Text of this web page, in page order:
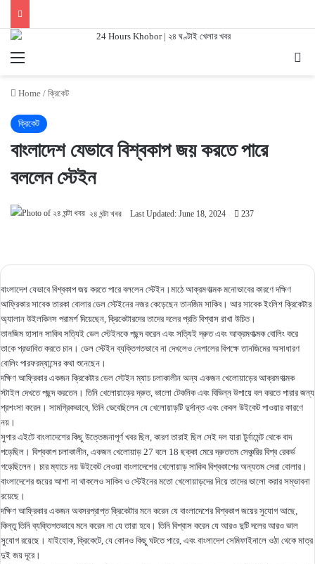
Menu
Home / ক্রিকেট
ক্রিকেট
বাংলাদেশ যেভাবে বিশ্বকাপ জয় করতে পারে
বললেন স্টেইন
২৪ ঘন্টা খবর Last Updated: June 18, 2024 237
বাংলাদেশ যেভাবে বিশ্বকাপ জয় করতে পারে বললেন স্টেইন।মাঠে আক্রমণাত্মক মনোভাবের কারণে দক্ষিণ
আফ্রিকার সাবেক তারকা বোলার ডেল স্টেইনের নজর কেড়েছেন তানজিম সাকিব। আর সাবেক ইংলিশ ক্রিকেটার
অ্যালান উইলকিনস পরামর্শ দিয়েছেন, ক্রিকেটারদের তাদের দলের প্রতি বিশ্বাস রাখা উচিত।
তানজিম হাসান সাকিব সত্যিই ডেল স্টেইনকে পছন্দ করেন এবং সত্যিই দ্রুত এবং আক্রমণাত্মক বোলিং করে
তাকে প্রভাবিত করতে চান। ডেল স্টেইন ব্যক্তিগতভাবে না দেখলেও নেপালের বিপক্ষে তানজিমের অসাধারণ
বোলিং পারফরম্যান্সের কথা শুনেছেন।
দক্ষিণ আফ্রিকার একজন ক্রিকেটার ডেল স্টেইন ম্যাচ চলাকালীন অন্য একজন খেলোয়াড়ের আক্রমণাত্মক
স্টাইল দেখতে পছন্দ করতেন। তিনি খেলোয়াড়ের দ্রুত, ভালো টেকনিক এবং বিভিন্ন উপায়ে বল করতে পারার জন্য
প্রশংসা করেন। সামগ্রিকভাবে, তিনি ভেবেছিলেন যে খেলোয়াড়টি দুর্দান্ত এবং কেবল উইকেট পাওয়ার কারণে
নয়।
সুপার এইটে বাংলাদেশের কিছু উত্তেজনাপূর্ণ খবর ছিল, কারণ তারাই ছিল সেই দল যারা টুর্নামেন্ট থেকে বাদ
পড়েছিল। বিশ্বকাপ চলাকালীন, একজন খেলোয়াড় 27 বলে 18 ছক্কা মেরে দ্রুততম সেঞ্চুরির বিশ্ব রেকর্ড
গড়েছিলেন। চার ম্যাচে নয় উইকেট নেওয়া বাংলাদেশের খেলোয়াড় সাকিব বিশ্বকাপের অন্যতম সেরা বোলার।
বাংলাদেশের জয়ের আশা না থাকলেও সাকিব ও স্টেইনের মতো খেলোয়াড়দের নিয়ে তাদের ভালো করার সম্ভাবনা
রয়েছে।
দক্ষিণ আফ্রিকার একজন অবসরপ্রাপ্ত ক্রিকেটার মনে করেন যে বাংলাদেশের বিশ্বকাপ জয়ের সুযোগ আছে,
কিন্তু তিনি ব্যক্তিগতভাবে মনে করেন না যে তারা হবে। তিনি বিশ্বাস করেন যে আরও দুটি দলের আরও ভাল
সুযোগ রয়েছে। যাইহোক, ক্রিকেটে, যে কোনও কিছু ঘটতে পারে, এবং বাংলাদেশ সেমিফাইনালে ওঠা থেকে মাত্র
দুই জয় দূরে।